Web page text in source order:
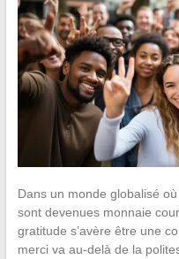
Dans un monde globalisé
sont devenues monnaie
gratitude s’avère être une
merci va au-delà de la